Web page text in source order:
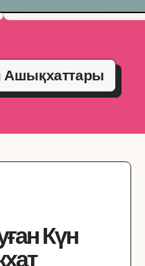
Ашықхаттары
Күн